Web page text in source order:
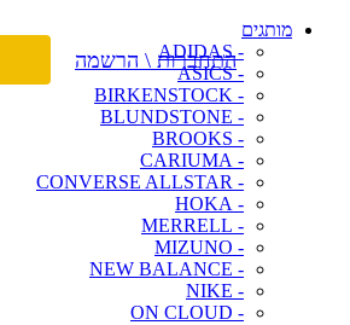
מותגים
- ADIDAS
- ASICS
- BIRKENSTOCK
- BLUNDSTONE
- BROOKS
- CARIUMA
- CONVERSE ALLSTAR
- HOKA
- MERRELL
- MIZUNO
- NEW BALANCE
- NIKE
- ON CLOUD
התחברות \ הרשמה